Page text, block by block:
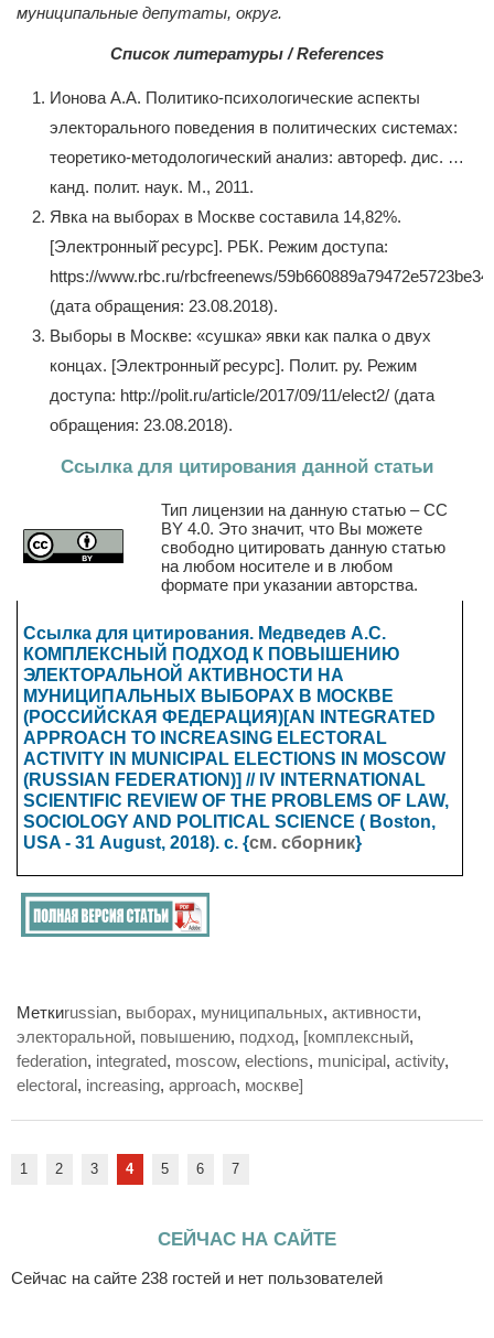
муниципальные депутаты, округ.
Список литературы / References
Ионова А.А. Политико-психологические аспекты
электорального поведения в политических системах:
теоретико-методологический анализ: автореф. дис. …
канд. полит. наук. М., 2011.
Явка на выборах в Москве составила 14,82%.
[Электронный̆ ресурс]. РБК. Режим доступа:
https://www.rbc.ru/rbcfreenews/59b660889a79472e5723be34/
(дата обращения: 23.08.2018).
Выборы в Москве: «сушка» явки как палка о двух
концах. [Электронный̆ ресурс]. Полит. ру. Режим
доступа: http://polit.ru/article/2017/09/11/elect2/ (дата
обращения: 23.08.2018).
Ссылка для цитирования данной статьи
Тип лицензии на данную статью – CC
BY 4.0. Это значит, что Вы можете
свободно цитировать данную статью
на любом носителе и в любом
формате при указании авторства.
Ссылка для цитирования. Медведев А.С.
КОМПЛЕКСНЫЙ ПОДХОД К ПОВЫШЕНИЮ
ЭЛЕКТОРАЛЬНОЙ АКТИВНОСТИ НА
МУНИЦИПАЛЬНЫХ ВЫБОРАХ В МОСКВЕ
(РОССИЙСКАЯ ФЕДЕРАЦИЯ)[AN INTEGRATED
APPROACH TO INCREASING ELECTORAL
ACTIVITY IN MUNICIPAL ELECTIONS IN MOSCOW
(RUSSIAN FEDERATION)] // IV INTERNATIONAL
SCIENTIFIC REVIEW OF THE PROBLEMS OF LAW,
SOCIOLOGY AND POLITICAL SCIENCE ( Boston,
USA - 31 August, 2018). с. {см. сборник}
Меткиrussian, выборах, муниципальных, активности,
электоральной, повышению, подход, [комплексный,
federation, integrated, moscow, elections, municipal, activity,
electoral, increasing, approach, москве]
1 2 3 4 5 6 7
СЕЙЧАС НА САЙТЕ
Сейчас на сайте 238 гостей и нет пользователей